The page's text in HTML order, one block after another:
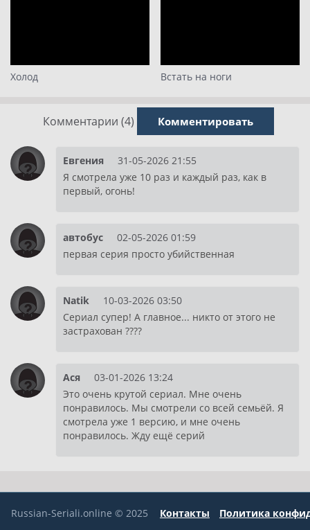
Холод Встать на ноги
Комментарии (4) Комментировать
Евгения
31-05-2026 21:55
Я смотрела уже 10 раз и каждый раз, как в
первый, огонь!
автобус
02-05-2026 01:59
первая серия просто убийственная
Natik
10-03-2026 03:50
Сериал супер! А главное... никто от этого не
застрахован ????
Ася
03-01-2026 13:24
Это очень крутой сериал. Мне очень
понравилось. Мы смотрели со всей семьёй. Я
смотрела уже 1 версию, и мне очень
понравилось. Жду ещё серий
Russian-Seriali.online © 2025 Контакты Политика